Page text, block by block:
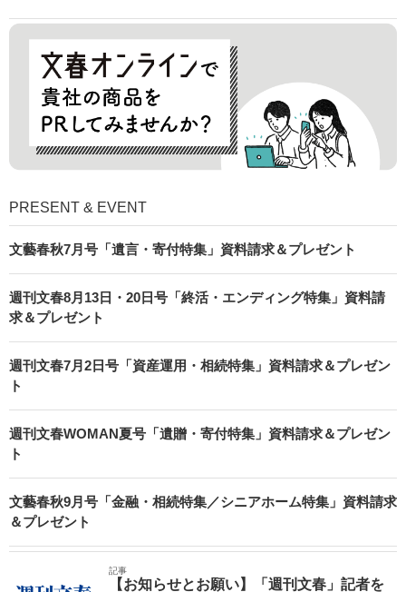
PRESENT & EVENT
文藝春秋7月号「遺言・寄付特集」資料請求＆プレゼント
週刊文春8月13日・20日号「終活・エンディング特集」資料請
求＆プレゼント
週刊文春7月2日号「資産運用・相続特集」資料請求＆プレゼン
ト
週刊文春WOMAN夏号「遺贈・寄付特集」資料請求＆プレゼン
ト
文藝春秋9月号「金融・相続特集／シニアホーム特集」資料請求
＆プレゼント
記事
【お知らせとお願い】「週刊文春」記者を